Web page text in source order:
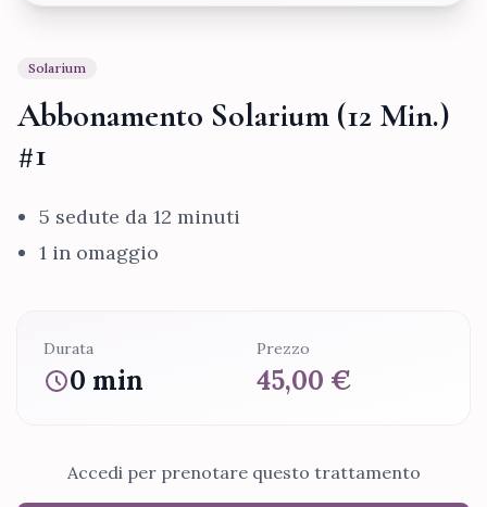
Solarium
Abbonamento Solarium (12 Min.)
#1
5 sedute da 12 minuti
1 in omaggio
Durata
0 min
Prezzo
45,00 €
Accedi per prenotare questo trattamento